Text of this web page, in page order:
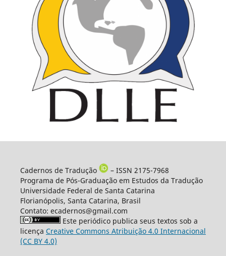
Cadernos de Tradução
– ISSN 2175-7968
Programa de Pós-Graduação em Estudos da Tradução
Universidade Federal de Santa Catarina
Florianópolis, Santa Catarina, Brasil
Contato: ecadernos@gmail.com
Este periódico publica seus textos sob a
licença Creative Commons Atribuição 4.0 Internacional
(CC BY 4.0)